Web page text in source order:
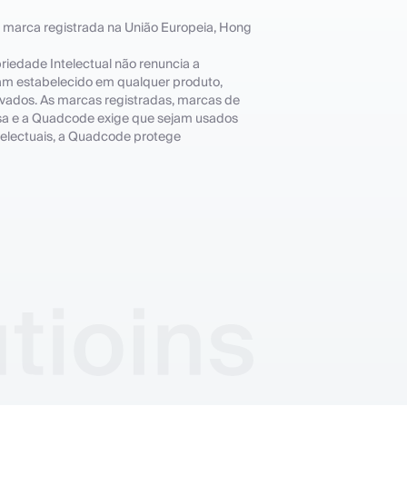
registrada na União Europeia, Hong
Intelectual não renuncia a
estabelecido em qualquer produto,
As marcas registradas, marcas de
e a Quadcode exige que sejam usados
a Quadcode protege